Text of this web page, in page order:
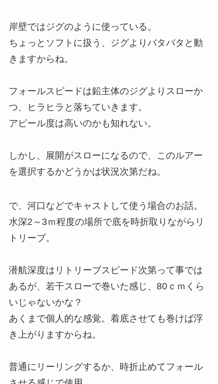
岸壁ではジグのように使っている。
ちょっとソフトに扱う、ジグよりバタバタと動
きますからね。
フォールスピードは鉛主体のジグよりスローか
つ、ヒラヒラと落ちていきます。
アピール度は高いのかも知れない。
しかし、展開がスローになるので、このルアー
を選択するかどうかは状況次第だね。
で、河口などでキャストして使う場合のお話。
水深2～3ｍ程度の場所で底を時折取りながらリ
トリーブ。
潜航深度はリトリーブスピード次第って事では
あるが、若干スローで巻いた感じ、80ｃｍくら
いじゃないかな？
あくまで個人的な感覚。着底させても巻けば浮
き上がりますからね。
普通にリーリングするか、時折止めてフォール